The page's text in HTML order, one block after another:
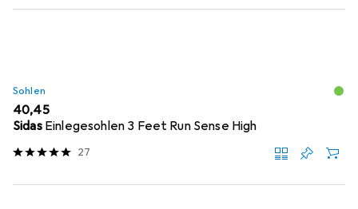
Sohlen
EUR
40,45
Sidas Einlegesohlen 3 Feet Run Sense High
27